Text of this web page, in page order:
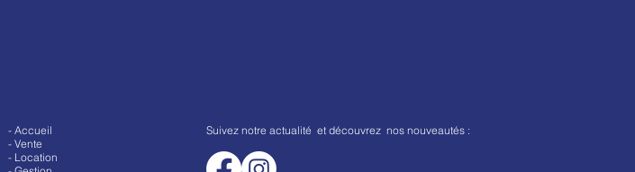
- Accueil
- Vente
- Location
Suivez notre actualité et découvrez nos nouveautés :